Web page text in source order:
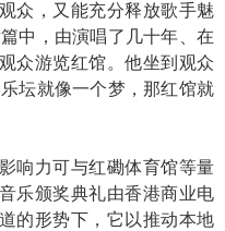
众，又能充分释放歌手魅
中，由演唱了几十年、在
众游览红馆。他坐到观众
坛就像一个梦，那红馆就
力可与红磡体育馆等量
乐颁奖典礼由香港商业电
的形势下，它以推动本地